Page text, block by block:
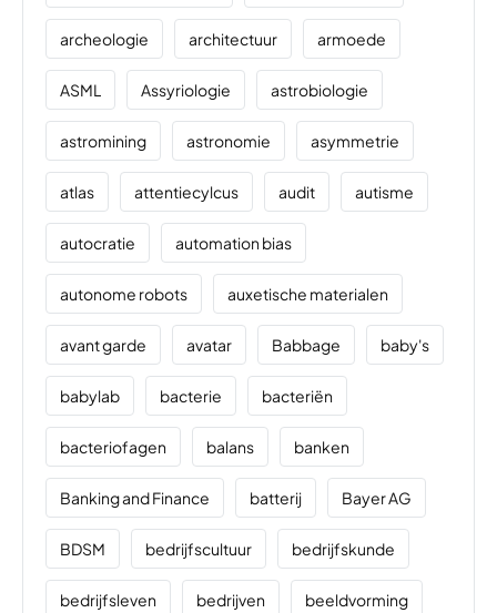
archeologie architectuur armoede
ASML Assyriologie astrobiologie
astromining astronomie asymmetrie
atlas attentiecylcus audit autisme
autocratie automation bias
autonome robots auxetische materialen
avant garde avatar Babbage baby's
babylab bacterie bacteriën
bacteriofagen balans banken
Banking and Finance batterij Bayer AG
BDSM bedrijfscultuur bedrijfskunde
bedrijfsleven bedrijven beeldvorming